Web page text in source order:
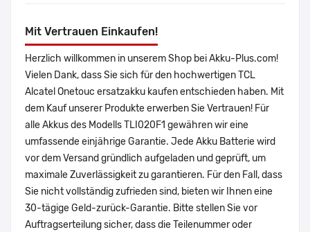
Mit Vertrauen Einkaufen!
Herzlich willkommen in unserem Shop bei Akku-Plus.com!
Vielen Dank, dass Sie sich für den hochwertigen TCL
Alcatel Onetouc ersatzakku kaufen entschieden haben. Mit
dem Kauf unserer Produkte erwerben Sie Vertrauen! Für
alle Akkus des Modells TLI020F1 gewähren wir eine
umfassende einjährige Garantie. Jede Akku Batterie wird
vor dem Versand gründlich aufgeladen und geprüft, um
maximale Zuverlässigkeit zu garantieren. Für den Fall, dass
Sie nicht vollständig zufrieden sind, bieten wir Ihnen eine
30-tägige Geld-zurück-Garantie. Bitte stellen Sie vor
Auftragserteilung sicher, dass die Teilenummer oder